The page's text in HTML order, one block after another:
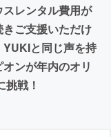
レンタル費用が
ご支援いただけ
と同じ声を持
ンが年内のオリ
戦！